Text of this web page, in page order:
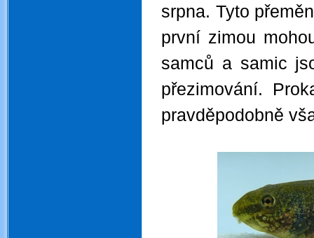
srpna. Tyto
první zimou
samců a samic
přezimování.
pravděpodobně